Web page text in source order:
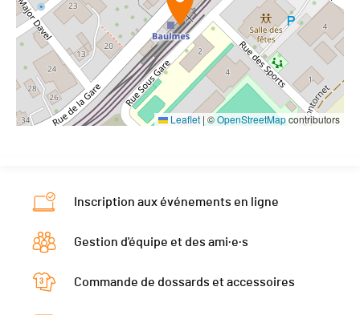
Leaflet |©OpenStreetMapcontributors
Inscription aux événements en ligne
Gestion d'équipe et des ami·e·s
Commande de dossards et accessoires